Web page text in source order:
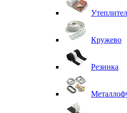
Кружево
Резинка